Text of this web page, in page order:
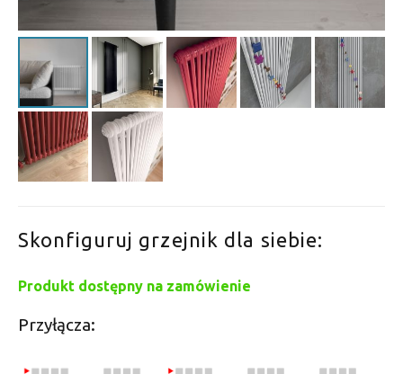
Skonfiguruj grzejnik dla siebie:
Produkt dostępny na zamówienie
Przyłącza: